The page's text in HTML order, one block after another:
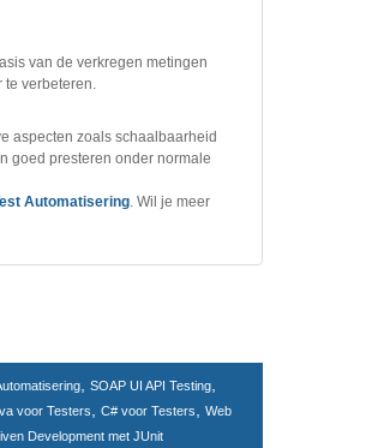
van de verkregen metingen
te verbeteren.
aspecten zoals schaalbaarheid
goed presteren onder normale
Automatisering. Wil je meer
,SOAP UI API Testing
voor Testers ,C# voor Testers ,Web
Development met JUnit